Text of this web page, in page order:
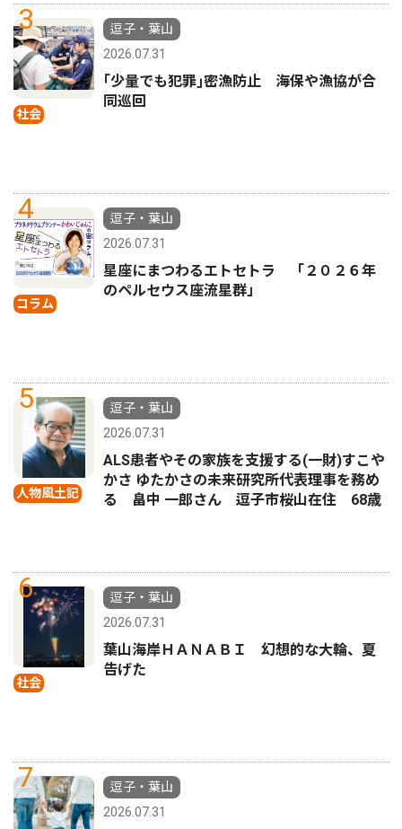
3
社会
逗子・葉山
2026.07.31
｢少量でも犯罪｣密漁防止 海保や漁協が合
同巡回
4
コラム
逗子・葉山
2026.07.31
星座にまつわるエトセトラ 「２０２６年
のペルセウス座流星群」
5
人物風土記
逗子・葉山
2026.07.31
ALS患者やその家族を支援する(一財)すこや
かさ ゆたかさの未来研究所代表理事を務め
る 畠中 一郎さん 逗子市桜山在住 68歳
6
社会
逗子・葉山
2026.07.31
葉山海岸ＨＡＮＡＢＩ 幻想的な大輪、夏
告げた
7
逗子・葉山
2026.07.31